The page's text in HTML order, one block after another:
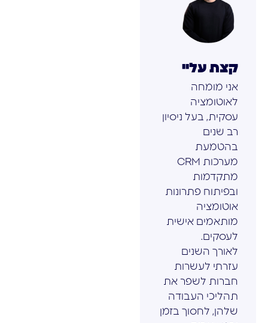
קצת עליי
אני מומחה
לאוטומציה
עסקית, בעל ניסיון
רב שנים
בהטמעת
מערכות CRM
מתקדמות
ובפיתוח פתרונות
אוטומציה
מותאמים אישית
לעסקים.
לאורך השנים
עזרתי לעשרות
חברות לשפר את
תהליכי העבודה
שלהן, לחסוך בזמן